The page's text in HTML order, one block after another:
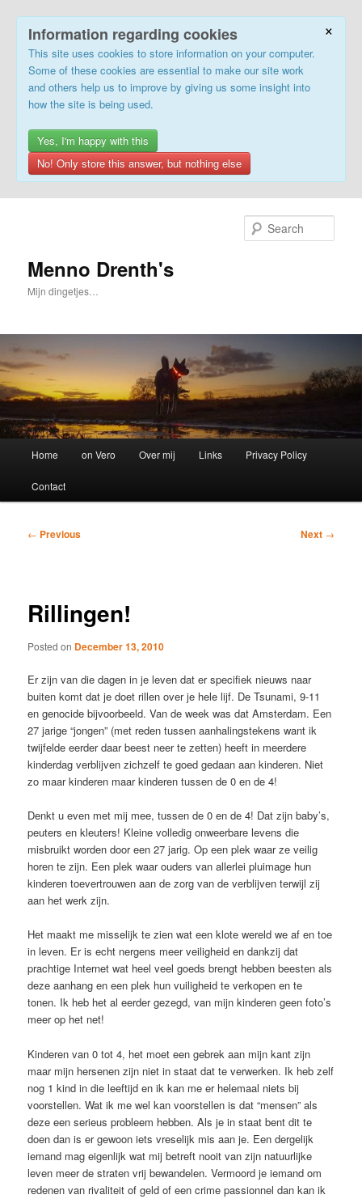
×
Information regarding cookies
This site uses cookies to store information on your computer.
Some of these cookies are essential to make our site work
and others help us to improve by giving us some insight into
how the site is being used.
Yes, I'm happy with this
No! Only store this answer, but nothing else
Menno Drenth's
Mijn dingetjes…
Home on Vero Over mij Links Privacy Policy
Contact
Post
← Previous Next →
Rillingen!
Posted on December 13, 2010
Er zijn van die dagen in je leven dat er specifiek nieuws naar
buiten komt dat je doet rillen over je hele lijf. De Tsunami, 9-11
en genocide bijvoorbeeld. Van de week was dat Amsterdam. Een
27 jarige “jongen” (met reden tussen aanhalingstekens want ik
twijfelde eerder daar beest neer te zetten) heeft in meerdere
kinderdag verblijven zichzelf te goed gedaan aan kinderen. Niet
zo maar kinderen maar kinderen tussen de 0 en de 4!
Denkt u even met mij mee, tussen de 0 en de 4! Dat zijn baby’s,
peuters en kleuters! Kleine volledig onweerbare levens die
misbruikt worden door een 27 jarig. Op een plek waar ze veilig
horen te zijn. Een plek waar ouders van allerlei pluimage hun
kinderen toevertrouwen aan de zorg van de verblijven terwijl zij
aan het werk zijn.
Het maakt me misselijk te zien wat een klote wereld we af en toe
in leven. Er is echt nergens meer veiligheid en dankzij dat
prachtige Internet wat heel veel goeds brengt hebben beesten als
deze aanhang en een plek hun vuiligheid te verkopen en te
tonen. Ik heb het al eerder gezegd, van mijn kinderen geen foto’s
meer op het net!
Kinderen van 0 tot 4, het moet een gebrek aan mijn kant zijn
maar mijn hersenen zijn niet in staat dat te verwerken. Ik heb zelf
nog 1 kind in die leeftijd en ik kan me er helemaal niets bij
voorstellen. Wat ik me wel kan voorstellen is dat “mensen” als
deze een serieus probleem hebben. Als je in staat bent dit te
doen dan is er gewoon iets vreselijk mis aan je. Een dergelijk
iemand mag eigenlijk wat mij betreft nooit van zijn natuurlijke
leven meer de straten vrij bewandelen. Vermoord je iemand om
redenen van rivaliteit of geld of een crime passionnel dan kan ik